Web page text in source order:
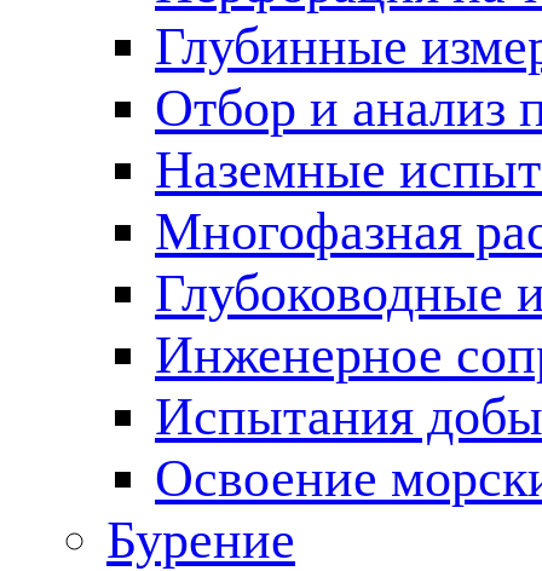
Глубинные
Отбор и анализ
Наземные
Многофазная
Глубоководные
Инженерное
Испытания
Освоение
Бурение